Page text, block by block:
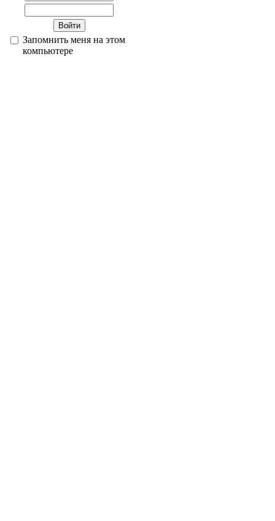
Запомнить меня на этом
компьютере